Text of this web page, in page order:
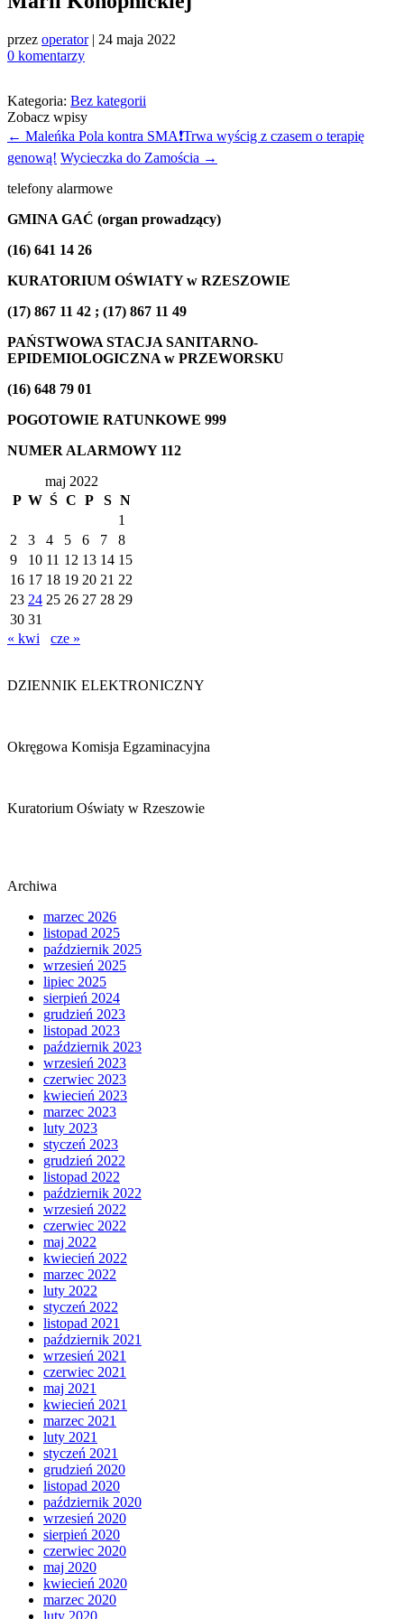
przez operator | 24 maja 2022
0 komentarzy
Kategoria: Bez kategorii
Zobacz wpisy
← Maleńka Pola kontra SMA❗️Trwa wyścig z czasem o terapię
genową! Wycieczka do Zamościa →
telefony alarmowe
GMINA GAĆ (organ prowadzący)
(16) 641 14 26
KURATORIUM OŚWIATY w RZESZOWIE
(17) 867 11 42 ; (17) 867 11 49
PAŃSTWOWA STACJA SANITARNO-
EPIDEMIOLOGICZNA w PRZEWORSKU
(16) 648 79 01
POGOTOWIE RATUNKOWE 999
NUMER ALARMOWY 112
maj 2022
P W Ś C P S N
1
2
3 4 5 6 7
8
9
10 11 12 13 14 15
16 17 18 19 20 21 22
23 24 25 26 27 28 29
30 31
« kwi
cze »
DZIENNIK ELEKTRONICZNY
Okręgowa Komisja Egzaminacyjna
Kuratorium Oświaty w Rzeszowie
Archiwa
marzec 2026
listopad 2025
październik 2025
wrzesień 2025
lipiec 2025
sierpień 2024
grudzień 2023
listopad 2023
październik 2023
wrzesień 2023
czerwiec 2023
kwiecień 2023
marzec 2023
luty 2023
styczeń 2023
grudzień 2022
listopad 2022
październik 2022
wrzesień 2022
czerwiec 2022
maj 2022
kwiecień 2022
marzec 2022
luty 2022
styczeń 2022
listopad 2021
październik 2021
wrzesień 2021
czerwiec 2021
maj 2021
kwiecień 2021
marzec 2021
luty 2021
styczeń 2021
grudzień 2020
listopad 2020
październik 2020
wrzesień 2020
sierpień 2020
czerwiec 2020
maj 2020
kwiecień 2020
marzec 2020
luty 2020